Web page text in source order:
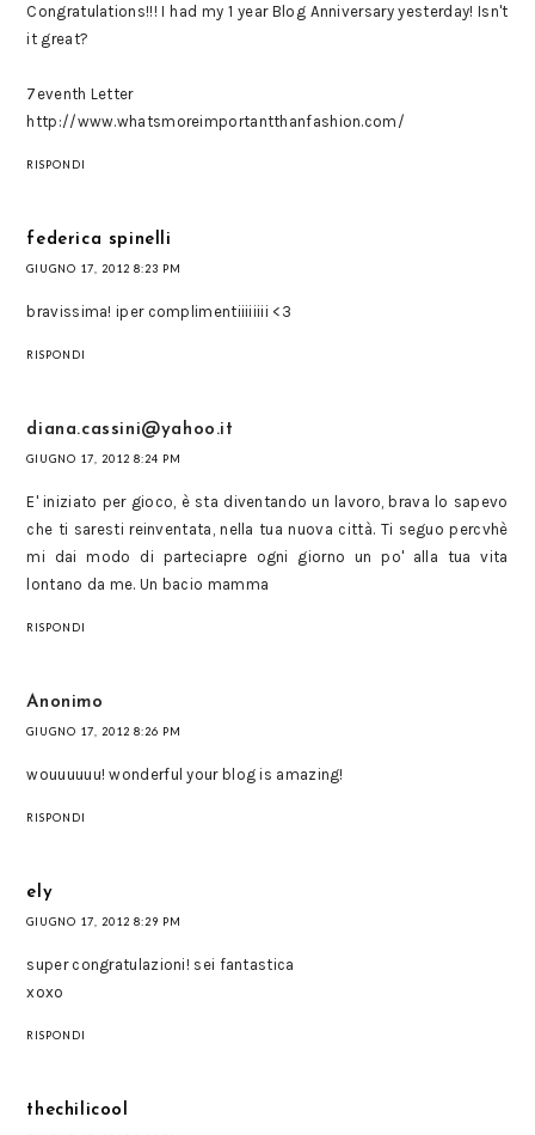
Congratulations!!! I had my 1 year Blog Anniversary yesterday! Isn't
it great?
7eventh Letter
http://www.whatsmoreimportantthanfashion.com/
RISPONDI
federica spinelli
GIUGNO 17, 2012 8:23 PM
bravissima! iper complimentiiiiiiii <3
RISPONDI
diana.cassini@yahoo.it
GIUGNO 17, 2012 8:24 PM
E' iniziato per gioco, è sta diventando un lavoro, brava lo sapevo
che ti saresti reinventata, nella tua nuova città. Ti seguo percvhè
mi dai modo di parteciapre ogni giorno un po' alla tua vita
lontano da me. Un bacio mamma
RISPONDI
Anonimo
GIUGNO 17, 2012 8:26 PM
wouuuuuu! wonderful your blog is amazing!
RISPONDI
ely
GIUGNO 17, 2012 8:29 PM
super congratulazioni! sei fantastica
xoxo
RISPONDI
thechilicool